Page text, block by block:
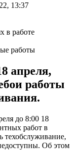
13:37
работы
апреля,
работы
до 8:00 18
работ в
техобслуживание,
Об этом